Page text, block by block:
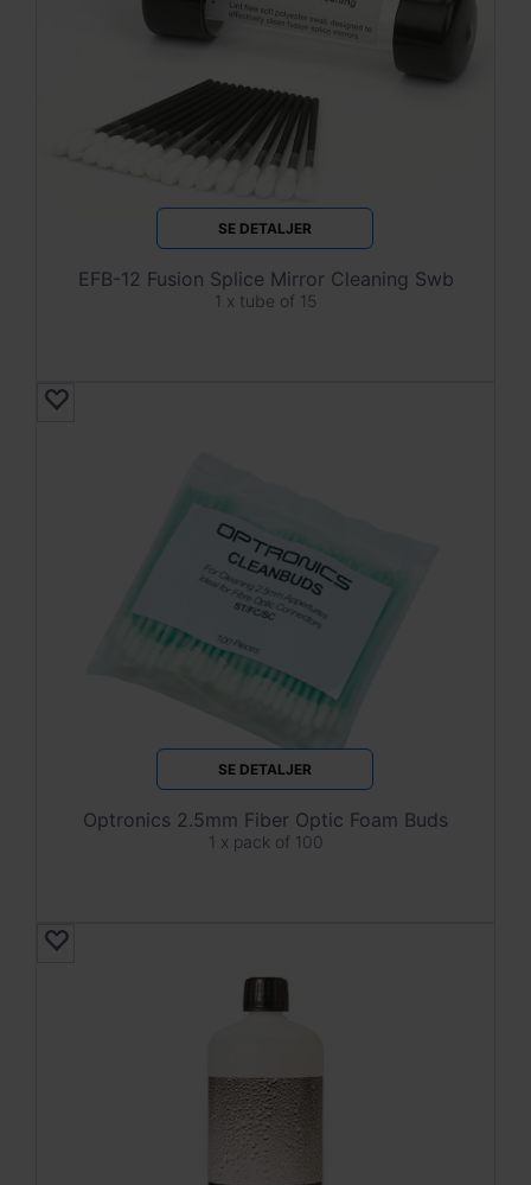
SE DETALJER
EFB-12 Fusion Splice Mirror Cleaning Swb
1 x tube of 15
SE DETALJER
Optronics 2.5mm Fiber Optic Foam Buds
1 x pack of 100